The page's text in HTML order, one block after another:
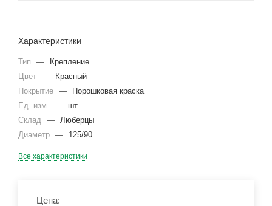
Характеристики
Тип —
Крепление
Цвет —
Красный
Покрытие —
Порошковая краска
Ед. изм.
—
шт
Склад — Люберцы
Диаметр — 125/90
Все характеристики
Цена: